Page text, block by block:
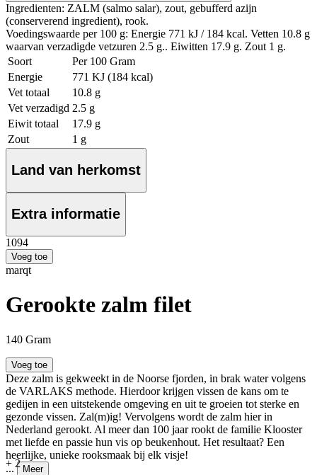
Ingredienten: ZALM (salmo salar), zout, gebufferd azijn
(conserverend ingredient), rook.
Voedingswaarde per 100 g: Energie 771 kJ / 184 kcal. Vetten 10.8 g
waarvan verzadigde vetzuren 2.5 g.. Eiwitten 17.9 g. Zout 1 g.
Soort
Per 100 Gram
Energie
771 KJ (184 kcal)
Vet totaal
10.8 g
Vet verzadigd 2.5 g
Eiwit totaal
17.9 g
Zout
1 g
Land van herkomst
Extra informatie
1094
Voeg toe
marqt
Gerookte zalm filet
140 Gram
Voeg toe
Deze zalm is gekweekt in de Noorse fjorden, in brak water volgens
de VARLAKS methode. Hierdoor krijgen vissen de kans om te
gedijen in een uitstekende omgeving en uit te groeien tot sterke en
gezonde vissen. Zal(m)ig! Vervolgens wordt de zalm hier in
Nederland gerookt. Al meer dan 100 jaar rookt de familie Klooster
met liefde en passie hun vis op beukenhout. Het resultaat? Een
heerlijke, unieke rooksmaak bij elk visje!
... Meer
+ 2